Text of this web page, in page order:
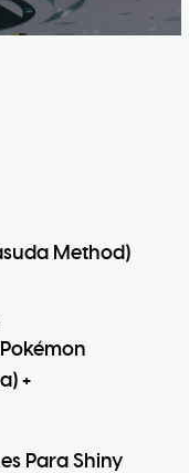
Method)
+
Para Shiny